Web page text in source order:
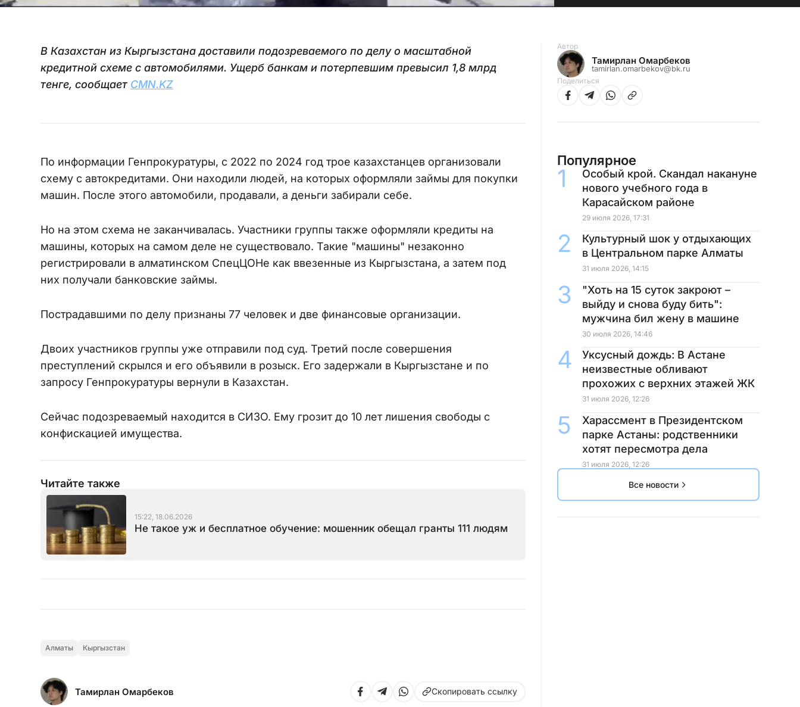
В Казахстан из Кыргызстана доставили подозреваемого по делу о масштабной
кредитной схеме с автомобилями. Ущерб банкам и потерпевшим превысил 1,8 млрд
тенге, сообщает CMN.KZ
По информации Генпрокуратуры, с 2022 по 2024 год трое казахстанцев организовали
схему с автокредитами. Они находили людей, на которых оформляли займы для покупки
машин. После этого автомобили, продавали, а деньги забирали себе.
Но на этом схема не заканчивалась. Участники группы также оформляли кредиты на
машины, которых на самом деле не существовало. Такие "машины" незаконно
регистрировали в алматинском СпецЦОНе как ввезенные из Кыргызстана, а затем под
них получали банковские займы.
Пострадавшими по делу признаны 77 человек и две финансовые организации.
Двоих участников группы уже отправили под суд. Третий после совершения
преступлений скрылся и его объявили в розыск. Его задержали в Кыргызстане и по
запросу Генпрокуратуры вернули в Казахстан.
Сейчас подозреваемый находится в СИЗО. Ему грозит до 10 лет лишения свободы с
конфискацией имущества.
Читайте также
15:22, 18.06.2026
Не такое уж и бесплатное обучение: мошенник обещал гранты 111 людям
Алматы Кыргызстан
Тамирлан Омарбеков Скопировать ссылку
Автор
Тамирлан Омарбеков
tamirlan.omarbekov@bk.ru
Поделиться
Популярное
Особый крой. Скандал накануне
нового учебного года в
Карасайском районе
29 июля 2026, 17:31
Культурный шок у отдыхающих
в Центральном парке Алматы
31 июля 2026, 14:15
"Хоть на 15 суток закроют –
выйду и снова буду бить":
мужчина бил жену в машине
30 июля 2026, 14:46
Уксусный дождь: В Астане
неизвестные обливают
прохожих с верхних этажей ЖК
31 июля 2026, 12:26
Харассмент в Президентском
парке Астаны: родственники
хотят пересмотра дела
31 июля 2026, 12:26
Все новости